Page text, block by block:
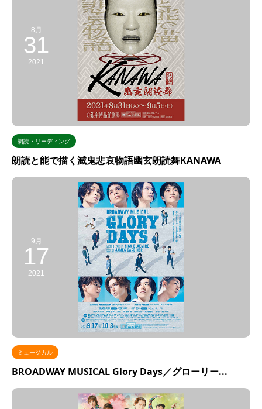
8月
31
2021
朗読・リーディング
朗読と能で描く滅鬼悲哀物語幽玄朗読舞KANAWA
9月
17
2021
ミュージカル
BROADWAY MUSICAL Glory Days／グローリー...